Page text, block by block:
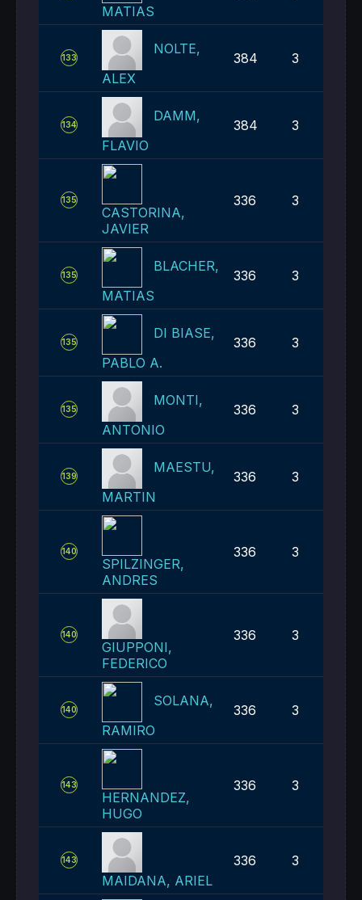
MATIAS
133
NOLTE,
ALEX
384 3
134
DAMM,
FLAVIO
384 3
135
CASTORINA,
JAVIER
336 3
135
BLACHER,
MATIAS
336 3
135
DI BIASE,
PABLO A.
336 3
135
MONTI,
ANTONIO
336 3
139
MAESTU,
MARTIN
336 3
140
SPILZINGER,
ANDRES
336 3
140
GIUPPONI,
FEDERICO
336 3
140
SOLANA,
RAMIRO
336 3
143
HERNANDEZ,
HUGO
336 3
143
MAIDANA, ARIEL
336 3